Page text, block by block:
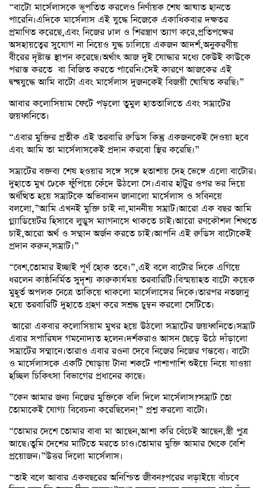
“বাটো মার্সেলাসকে ভূপতিত করলেও নির্ণায়ক শেষ আঘাত হানতে
পারেনি।এদিকে মার্সেলাস এই যুদ্ধে নিজেকে একাধিকবার দক্ষতর
প্রমাণিত করেছে,এবং নিজের ঢাল ও শিরস্ত্রাণ ত্যাগ করে,প্রতিপক্ষের
অসহায়ত্বের সুযোগ না নিয়েও যুদ্ধ চালিয়ে একজন আদর্শ,অনুকরণীয়
বীরের দৃষ্টান্ত স্থাপন করেছে।অর্থাৎ আজ দুই যোদ্ধার মধ্যে কেউই কাউকে
পরাস্ত করতে বা বিজিত করতে পারেনি।সেই কারণে আজকের এই
দ্বন্দ্বযুদ্ধে আমি বাটো এবং মার্সেলাস দুজনকেই বিজয়ী ঘোষিত করছি।”
আবার কলোসিয়াম ফেটে পড়লো তুমুল হাততালিতে এবং সম্রাটের
জয়ধ্বনিতে।
“এবার মুক্তির প্রতীক এই তরবারি রুডিস কিন্তু একজনকেই দেওয়া হবে
এবং আমি তা মার্সেলাসকেই প্রদান করবো স্থির করেছি।”
সম্রাটের বক্তব্য শেষ হওয়ার সঙ্গে সঙ্গে হতাশায় দেহ ভেঙ্গে এলো বাটোর।
দুহাতে মুখ ঢেকে ফুঁপিয়ে কেঁদে উঠলো সে।এবার হাঁটুর ওপর ভর দিয়ে
অর্ধত্থিত হয়ে সম্রাটকে অভিবাদন জানালো মার্সেলাস ও সবিনয়ে
বললো,”আমি এখনই মুক্তি চাই না,মাননীয় সম্রাট।আরো এক বছর আমি
গ্ল্যাডিয়েটর হিসাবে লুডুস ম্যাগনাসে থাকতে চাই।আরো রণকৌশল শিখতে
চাই,আরো অর্থ ও সম্মান অর্জন করতে চাই।আপনি এই রুডিস বাটোকেই
প্রদান করুন,সম্রাট।”
“বেশ,তোমার ইচ্ছাই পূর্ণ হোক তবে।”,এই বলে বাটোর দিকে এগিয়ে
ধরলেন কাষ্ঠনির্মিত সুদৃশ্য কারুকার্যময় তরবারিটি।বিস্ময়াহত বাটো কয়েক
মুহূর্ত অপলক নেত্রে তাকিয়ে থাকলো মার্সেলাসের দিকে।তারপর নতজানু
হয়ে তরবারিটি দুহাতে গ্রহণ করে সশ্রদ্ধ চুম্বন করলো সেটিতে।
আরো একবার কলোসিয়াম মুখর হয়ে উঠলো সম্রাটের জয়ধ্বনিতে।সম্রাট
এবার সপারিষদ গমনোদ্যত হলেন।দর্শকরাও আসন ছেড়ে উঠে দাঁড়ালো
সম্রাটের সম্মানে।তারাও এবার রওনা দেবে নিজের নিজের গন্তব্যে। বাটো
ও মার্সেলাসকে একটি ঘোড়ায় টানা শকটে পাশাপাশি শুইয়ে নিয়ে যাওয়া
হচ্ছিল চিকিৎসা বিভাগের প্রধানের কাছে।
”কেন আমার জন্য নিজের মুক্তিকে বলি দিলে মার্সেলাস?সম্রাট তো
তোমাকেই যোগ্য বিবেচনা করেছিলেন!” প্রশ্ন করলো বাটো।
“তোমার দেশে তোমার বাবা মা আছেন,আশা করি বেঁচেই আছেন,স্ত্রী পুত্র
আছে।তুমি দেশের মাটিতে মরতে চাও।তোমার মুক্তি আমার থেকে বেশি
প্রয়োজন।”উত্তর দিলো মার্সেলাস।
“তাই বলে আবার একবছরের অনিশ্চিত জীবন?পরের লড়াইয়ে বাঁচবে